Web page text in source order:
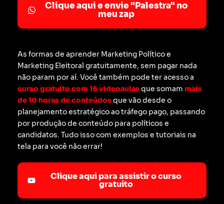
Clique aqui e envie "Palestra" no
meu zap
As formas de aprender Marketing Político e
Marketing Eleitoral gratuitamente, sem pagar nada
não param por aí. Você também pode ter acesso a
curso gratuito com 16 videoaulasque somam mais
de 10 horas de conteúdosque vão desde o
planejamento estratégico ao tráfego pago, passando
por produção de conteúdo para políticos e
candidatos. Tudo isso com exemplos e tutoriais na
tela para você não errar!
Clique aqui para assistir o curso
gratuito